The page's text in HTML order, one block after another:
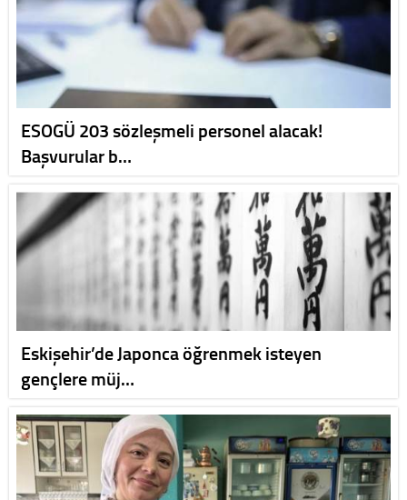
ESOGÜ 203 sözleşmeli personel alacak!
Başvurular b…
Eskişehir’de Japonca öğrenmek isteyen
gençlere müj…